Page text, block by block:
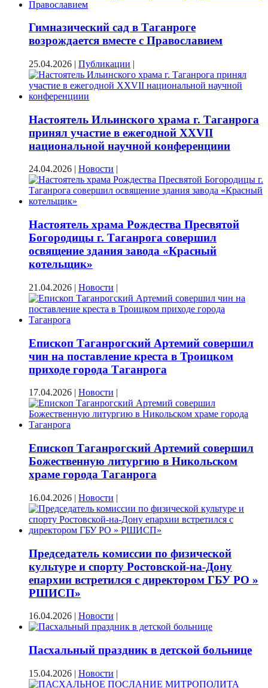
Гимназический сад в Таганроге
возрождается вместе с Православием
25.04.2026 | Публикации |
Настоятель Ильинского храма г. Таганрога
принял участие в ежегодной XXVII
национальной научной конференциии
24.04.2026 Новости
Настоятель храма Рождества Пресвятой
Богородицы г. Таганрога совершил
освящение здания завода «Красный
котельщик»
21.04.2026 | Новости |
Епископ Таганрогский Артемий совершил
чин на поставление креста в Троицком
приходе города Таганрога
17.04.2026 | Новости |
Епископ Таганрогский Артемий совершил
Божественную литургию в Никольском
храме города Таганрога
16.04.2026 | Новости |
Председатель комиссии по физической
культуре и спорту Ростовской-на-Дону
епархии встретился с директором ГБУ РО »
РШИСП»
16.04.2026 | Новости |
Пасхальный праздник в детской больнице
15.04.2026 | Новости |